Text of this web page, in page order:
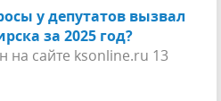
у депутатов вызвал
за 2025 год?
на сайте ksonline.ru 13